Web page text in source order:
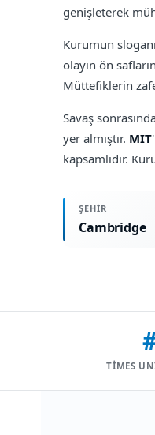
genişleterek
Kurumun
olayın ön
Müttefiklerin
Savaş
yer almıştır. MIT
kapsamlıdır.
ŞEHIR
Cambridge
TIMES